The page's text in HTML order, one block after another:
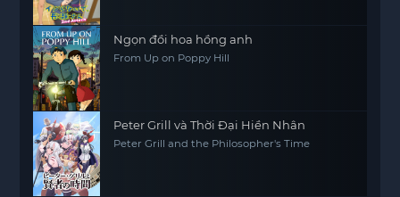
Ngọn đồi hoa hồng anh
From Up on Poppy Hill
Peter Grill và Thời Đại Hiền Nhân
Peter Grill and the Philosopher's Time